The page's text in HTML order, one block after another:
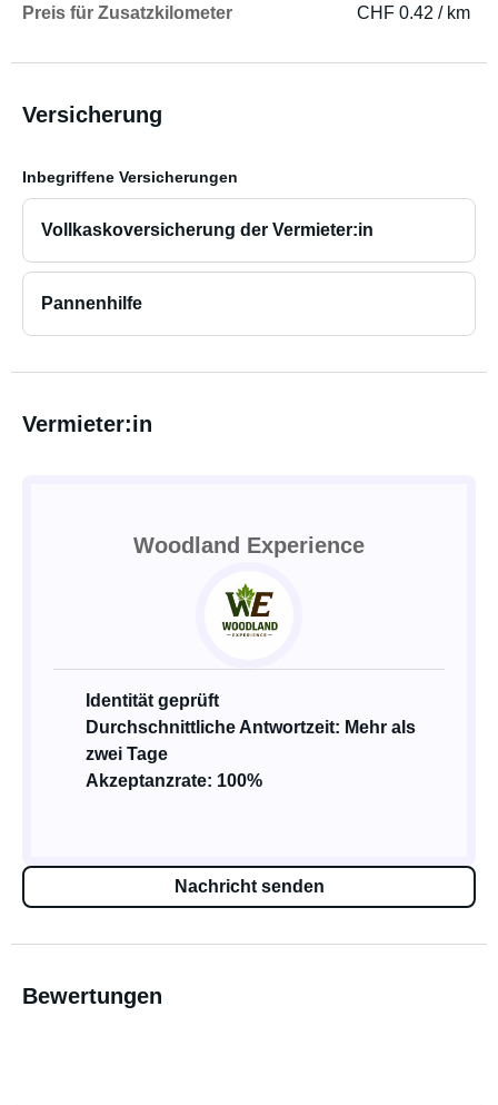
Preis für Zusatzkilometer CHF 0.42 / km
Versicherung
Inbegriffene Versicherungen
Vollkaskoversicherung der Vermieter:in
Pannenhilfe
Vermieter:in
Woodland Experience
Identität geprüft
Durchschnittliche Antwortzeit: Mehr als
zwei Tage
Akzeptanzrate: 100%
Nachricht senden
Bewertungen